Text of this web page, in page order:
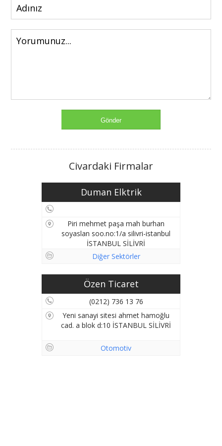
Civardaki Firmalar
Duman Elktrik
Piri mehmet paşa mah burhan
soyaslan soo.no:1/a silivri-istanbul
İSTANBUL SİLİVRİ
Diğer Sektörler
Özen Ticaret
(0212) 736 13 76
Yeni sanayi sitesi ahmet hamoğlu
cad. a blok d:10 İSTANBUL SİLİVRİ
Otomotiv